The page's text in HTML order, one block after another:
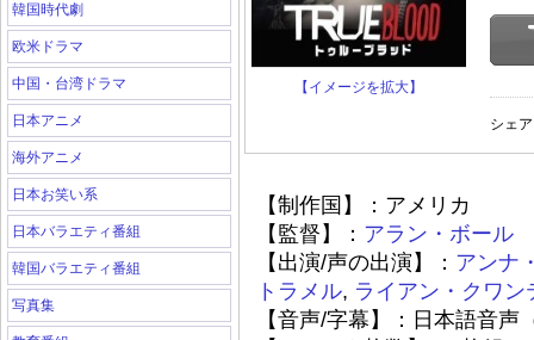
韓国時代劇
欧米ドラマ
中国・台湾ドラマ
日本アニメ
海外アニメ
日本お笑い系
日本バラエティ番組
韓国バラエティ番組
写真集
【イメージを拡大】
シェ
【制作国】：アメリカ
【監督】： アラン・ボール
【出演/声の出演】： アンナ
トラメル, ライアン・クワン
【音声/字幕】：日本語音